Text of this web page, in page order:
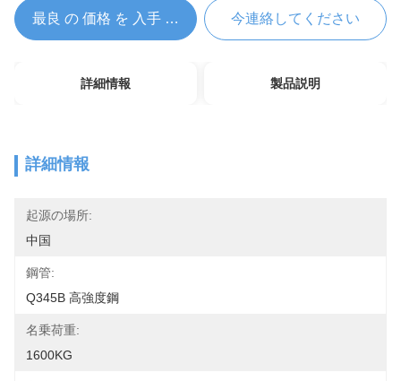
最良 の 価格 を 入手 する 今連絡してください
詳細情報 製品説明
詳細情報
起源の場所:
中国
鋼管:
Q345B 高強度鋼
名乗荷重:
1600KG